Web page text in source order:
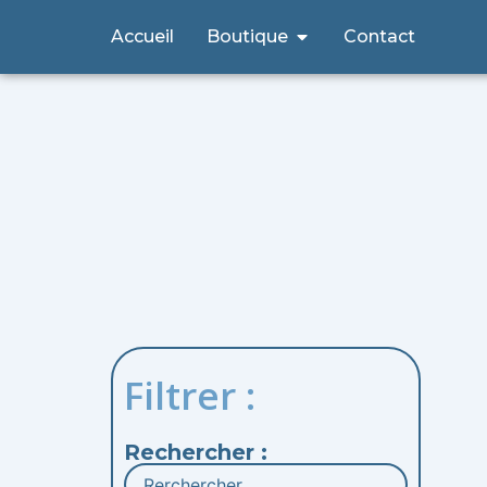
contenu
Accueil Boutique Ouvrir Boutique
Contact
Filtrer :
Rechercher :